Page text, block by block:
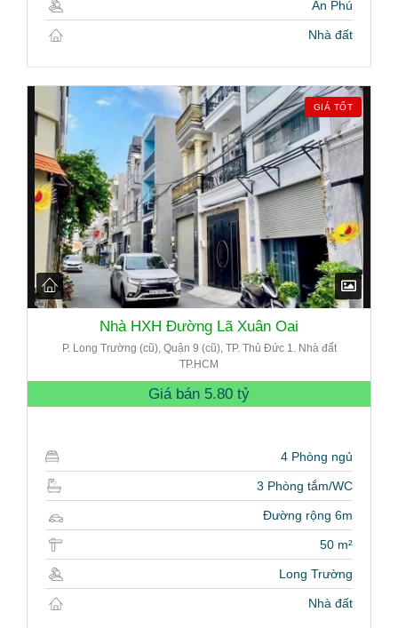
An Phú
Nhà đất
GIÁ TỐT
Nhà HXH Đường Lã Xuân Oai
P. Long Trường (cũ), Quận 9 (cũ), TP. Thủ Đức 1. Nhà đất
TP.HCM
Giá bán 5.80 tỷ
4 Phòng ngủ
3 Phòng tắm/WC
Đường rộng 6m
50 m²
Long Trường
Nhà đất